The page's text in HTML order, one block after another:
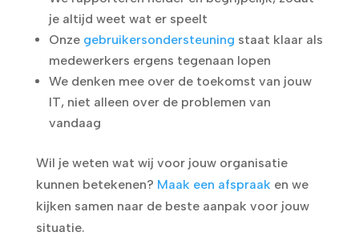
je altijd weet wat er speelt
Onze gebruikersondersteuning staat klaar als
medewerkers ergens tegenaan lopen
We denken mee over de toekomst van jouw
IT, niet alleen over de problemen van
vandaag
Wil je weten wat wij voor jouw organisatie
kunnen betekenen? Maak een afspraak en we
kijken samen naar de beste aanpak voor jouw
situatie.